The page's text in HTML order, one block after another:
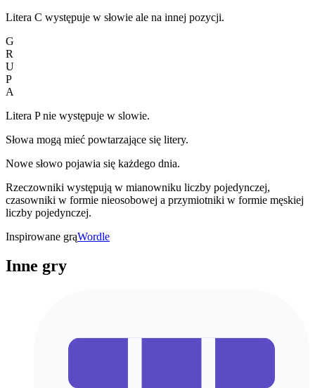
Litera C występuje w słowie ale na innej pozycji.
G
R
U
P
A
Litera P nie występuje w slowie.
Słowa mogą mieć powtarzające się litery.
Nowe słowo pojawia się każdego dnia.
Rzeczowniki występują w mianowniku liczby pojedynczej,
czasowniki w formie nieosobowej a przymiotniki w formie męskiej
liczby pojedynczej.
Inspirowane grąWordle
Inne gry